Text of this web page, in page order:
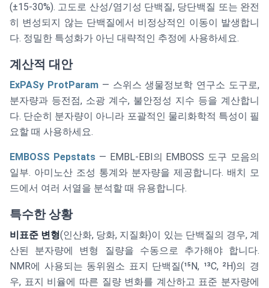
(±15-30%). 고도로 산성/염기성 단백질, 당단백질 또는 완전
히 변성되지 않는 단백질에서 비정상적인 이동이 발생합니
다. 정밀한 특성화가 아닌 대략적인 추정에 사용하세요.
계산적 대안
ExPASy ProtParam— 스위스 생물정보학 연구소 도구로,
분자량과 등전점, 소광 계수, 불안정성 지수 등을 계산합니
다. 단순히 분자량이 아니라 포괄적인 물리화학적 특성이 필
요할 때 사용하세요.
EMBOSS Pepstats— EMBL-EBI의 EMBOSS 도구 모음의
일부. 아미노산 조성 통계와 분자량을 제공합니다. 배치 모
드에서 여러 서열을 분석할 때 유용합니다.
특수한 상황
비표준 변형(인산화, 당화, 지질화)이 있는 단백질의 경우, 계
산된 분자량에 변형 질량을 수동으로 추가해야 합니다.
NMR에 사용되는 동위원소 표지 단백질(¹⁵N, ¹³C, ²H)의 경
우, 표지 비율에 따른 질량 변화를 계산하고 표준 분자량에